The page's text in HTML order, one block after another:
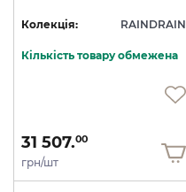
Колекція: RAINDRAIN
Кількість товару обмежена
31 507.00
грн/шт